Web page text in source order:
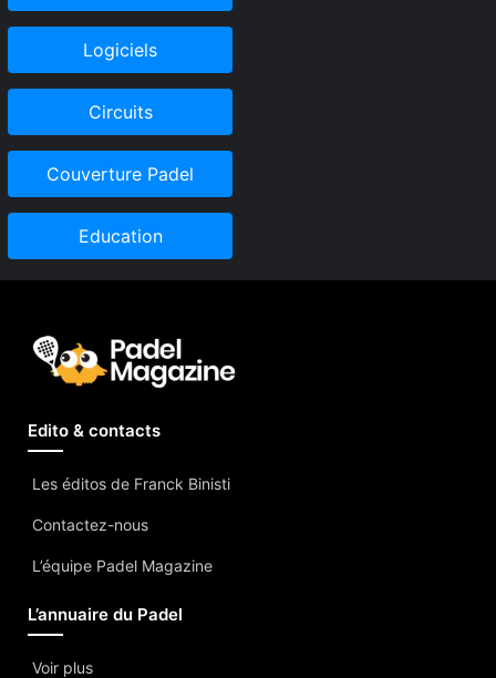
Logiciels
Circuits
Couverture Padel
Education
Edito & contacts
Les éditos de Franck Binisti
Contactez-nous
L’équipe Padel Magazine
L’annuaire du Padel
Voir plus